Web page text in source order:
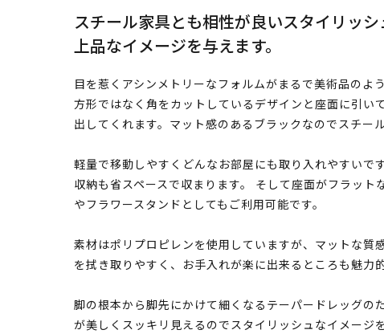
スチール家具とも相性が良いスタイリッ
上品なイメージを与えます。
目を惹くアシンメトリーなフォルムがまるで美術品のよ
方形ではなく角をカットしているデザインと座面に引い
出してくれます。マット感のあるブラックなのでスチー
軽量で移動しやすくどんなお部屋にも取り入れやすいで
収納も省スペースで収まります。 そして座面がフラッ
やフラワースタンドとしてもご利用可能です。
素材はポリプロピレンを使用していますが、マットな質
を拭き取りやすく、お手入れが楽に出来るところも魅力
脚の根本から脚先にかけて細くなるテーパードレッグの
が美しくスッキリ見えるのでスタイリッシュなイメージ